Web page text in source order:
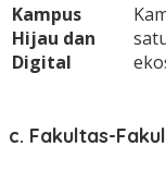
Kampus
Hijau dan
Digital
c. Fakultas-